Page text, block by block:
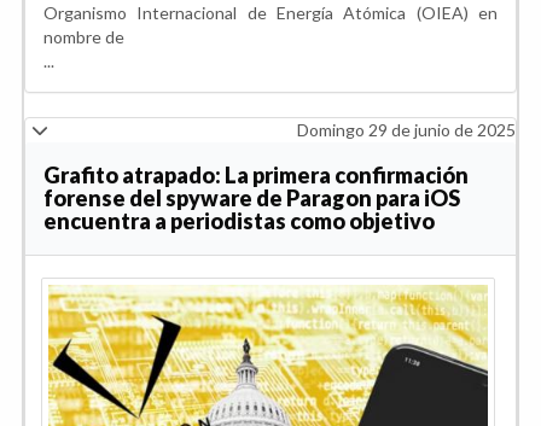
Organismo Internacional de Energía Atómica (OIEA) en
nombre de
...
Domingo 29 de junio de 2025
Grafito atrapado: La primera confirmación
forense del spyware de Paragon para iOS
encuentra a periodistas como objetivo